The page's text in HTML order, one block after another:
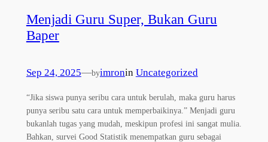
Menjadi Guru Super, Bukan Guru
Baper
Sep 24, 2025—byimronin Uncategorized
“Jika siswa punya seribu cara untuk berulah, maka guru harus
punya seribu satu cara untuk memperbaikinya.” Menjadi guru
bukanlah tugas yang mudah, meskipun profesi ini sangat mulia.
Bahkan, survei Good Statistik menempatkan guru sebagai